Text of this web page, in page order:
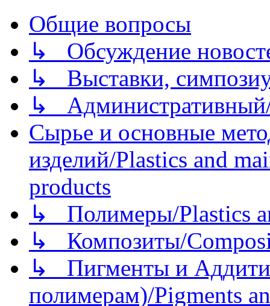
Общие вопросы
↳ Обсуждение
↳ Выставки,
↳
Сырье и основные
изделий/Plastics and
products
↳ Полимеры/Plastics
↳ Композиты/
↳ Пигменты и
полимерам)/Pigments